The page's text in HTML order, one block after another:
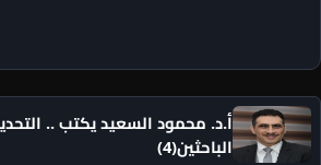
أ.د. محمود السعيد يكتب ..
الباحثين(4)